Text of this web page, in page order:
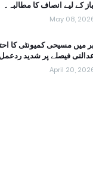
کے لیے انصاف کا مطالبہ۔
May 08,
میں مسیحی کمیونٹی کا
فیصلے پر شدید ردعمل
April 20,